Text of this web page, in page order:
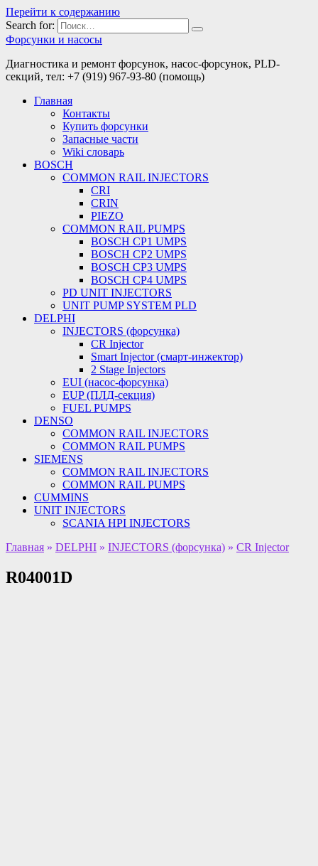
Перейти к содержанию
Search for:
Форсунки и насосы
Диагностика и ремонт форсунок, насос-форсунок, PLD-
секций, тел: +7 (919) 967-93-80 (помощь)
Главная
Контакты
Купить форсунки
Запасные части
Wiki словарь
BOSCH
COMMON RAIL INJECTORS
CRI
CRIN
PIEZO
COMMON RAIL PUMPS
BOSCH CP1 UMPS
BOSCH CP2 UMPS
BOSCH CP3 UMPS
BOSCH CP4 UMPS
PD UNIT INJECTORS
UNIT PUMP SYSTEM PLD
DELPHI
INJECTORS (форсунка)
CR Injector
Smart Injector (смарт-инжектор)
2 Stage Injectors
EUI (насос-форсунка)
EUP (ПЛД-секция)
FUEL PUMPS
DENSO
COMMON RAIL INJECTORS
COMMON RAIL PUMPS
SIEMENS
COMMON RAIL INJECTORS
COMMON RAIL PUMPS
CUMMINS
UNIT INJECTORS
SCANIA HPI INJECTORS
Главная » DELPHI » INJECTORS (форсунка) » CR Injector
R04001D